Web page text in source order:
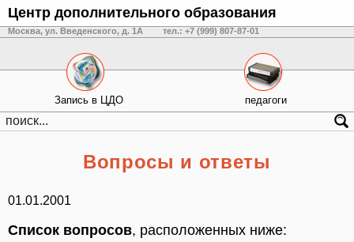
Центр дополнительного образования
Москва, ул. Введенского, д. 1А тел.: +7 (999) 807-87-01
Запись в ЦДО педагоги
Вопросы и ответы
01.01.2001
Список вопросов, расположенных ниже: